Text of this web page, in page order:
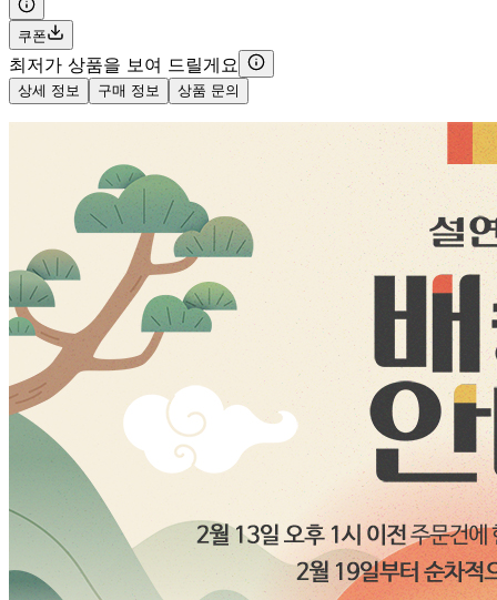
쿠폰
최저가 상품을 보여 드릴게요
상세 정보 구매 정보 상품 문의